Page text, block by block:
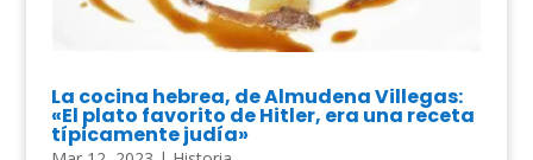
La cocina hebrea, de Almudena Villegas:
«El plato favorito de Hitler, era una receta
típicamente judía»